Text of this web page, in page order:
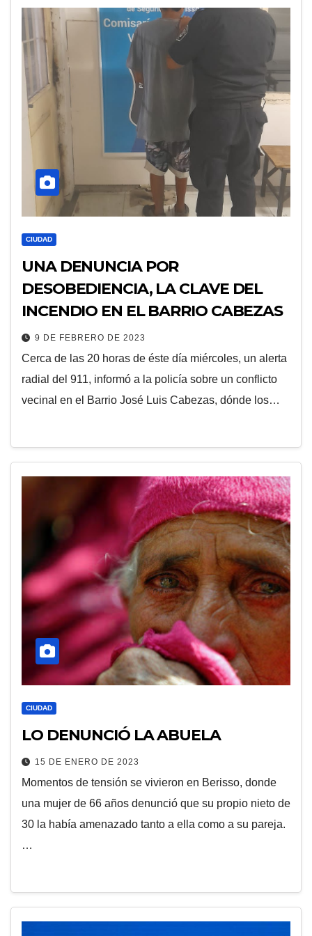
CIUDAD
UNA DENUNCIA POR
DESOBEDIENCIA, LA CLAVE DEL
INCENDIO EN EL BARRIO CABEZAS
9 DE FEBRERO DE 2023
Cerca de las 20 horas de éste día miércoles, un alerta
radial del 911, informó a la policía sobre un conflicto
vecinal en el Barrio José Luis Cabezas, dónde los…
CIUDAD
LO DENUNCIÓ LA ABUELA
15 DE ENERO DE 2023
Momentos de tensión se vivieron en Berisso, donde
una mujer de 66 años denunció que su propio nieto de
30 la había amenazado tanto a ella como a su pareja.
…